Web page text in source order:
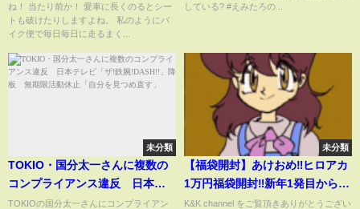
バイク便ライダーの日常‼︎
ね！ 当たり前か！ 愛車に長くのるとシー
トも破けたりしますよね。 私のようにバ
イク便で毎日毎日に走るまく...
している? #えみたろの...
未分類
TOKIO・国分太一さんに複数の
コンプライアンス違反 日本テ
レビ「ザ!鉄腕!DASH!!」降板
TOKIOの国分太一さんにコンプライアン
未分類
【福袋開封】あけおめ‼︎ヒロアカ
1万円福袋開封‼︎新年1発目からや
られた…⁉︎福袋の闇…。(僕のヒー
K&K channel をご覧頂きありがとうござい